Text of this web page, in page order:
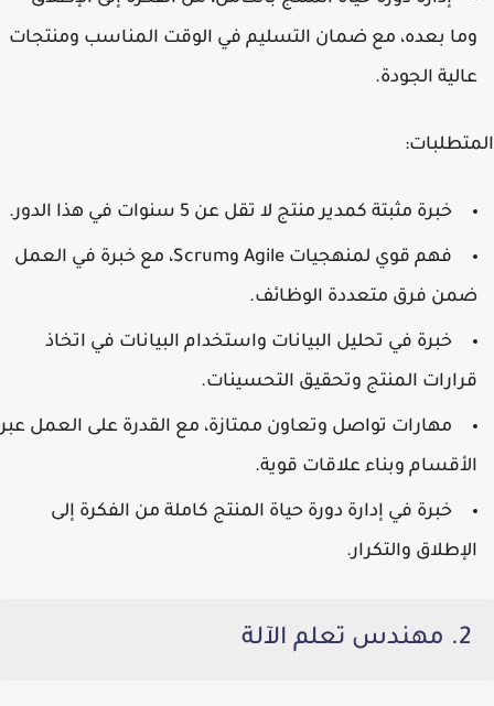
وما بعده، مع ضمان التسليم في الوقت المناسب ومنتجات
عالية الجودة.
المتطلبات:
خبرة مثبتة كمدير منتج لا تقل عن 5 سنوات في هذا الدور.
فهم قوي لمنهجيات Agile وScrum، مع خبرة في العمل
ضمن فرق متعددة الوظائف.
خبرة في تحليل البيانات واستخدام البيانات في اتخاذ
قرارات المنتج وتحقيق التحسينات.
مهارات تواصل وتعاون ممتازة، مع القدرة على العمل عبر
الأقسام وبناء علاقات قوية.
خبرة في إدارة دورة حياة المنتج كاملة من الفكرة إلى
الإطلاق والتكرار.
2. مهندس تعلم الآلة